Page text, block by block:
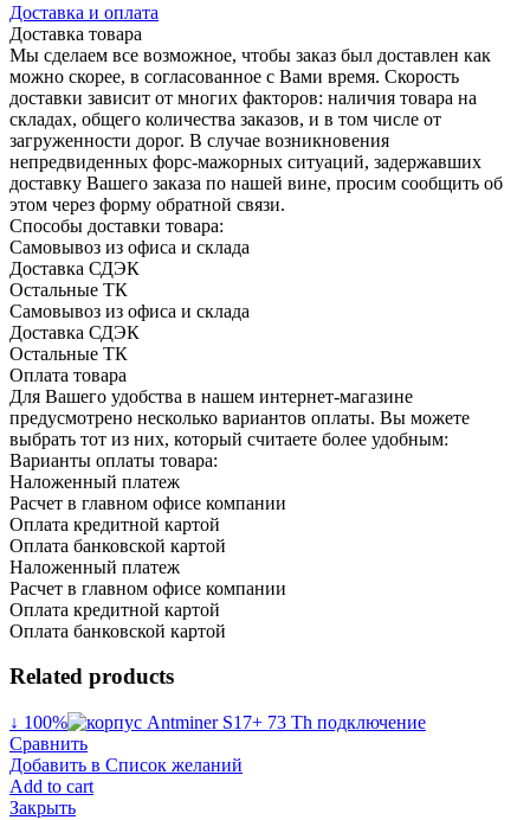
Доставка и оплата
Доставка товара
Мы сделаем все возможное, чтобы заказ был доставлен как
можно скорее, в согласованное с Вами время. Скорость
доставки зависит от многих факторов: наличия товара на
складах, общего количества заказов, и в том числе от
загруженности дорог. В случае возникновения
непредвиденных форс-мажорных ситуаций, задержавших
доставку Вашего заказа по нашей вине, просим сообщить об
этом через форму обратной связи.
Способы доставки товара:
Самовывоз из офиса и склада
Доставка СДЭК
Остальные ТК
Самовывоз из офиса и склада
Доставка СДЭК
Остальные ТК
Оплата товара
Для Вашего удобства в нашем интернет-магазине
предусмотрено несколько вариантов оплаты. Вы можете
выбрать тот из них, который считаете более удобным:
Варианты оплаты товара:
Наложенный платеж
Расчет в главном офисе компании
Оплата кредитной картой
Оплата банковской картой
Наложенный платеж
Расчет в главном офисе компании
Оплата кредитной картой
Оплата банковской картой
Related products
↓ 100%
Сравнить
Добавить в Список желаний
Add to cart
Закрыть